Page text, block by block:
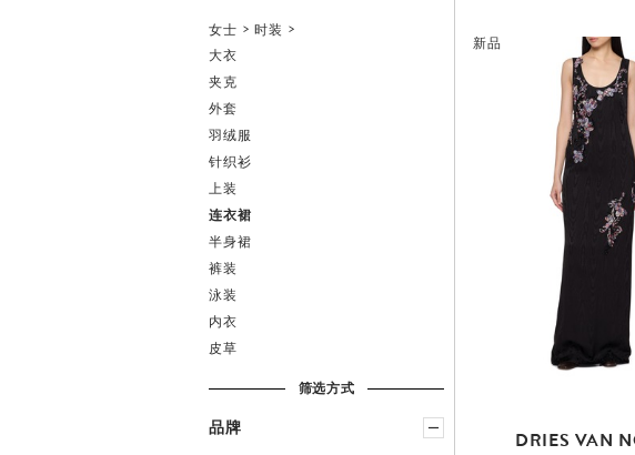
女士
时装
大衣
夹克
外套
羽绒服
针织衫
上装
连衣裙
半身裙
裤装
泳装
内衣
皮草
筛选方式
品牌
新品
DRIES VAN